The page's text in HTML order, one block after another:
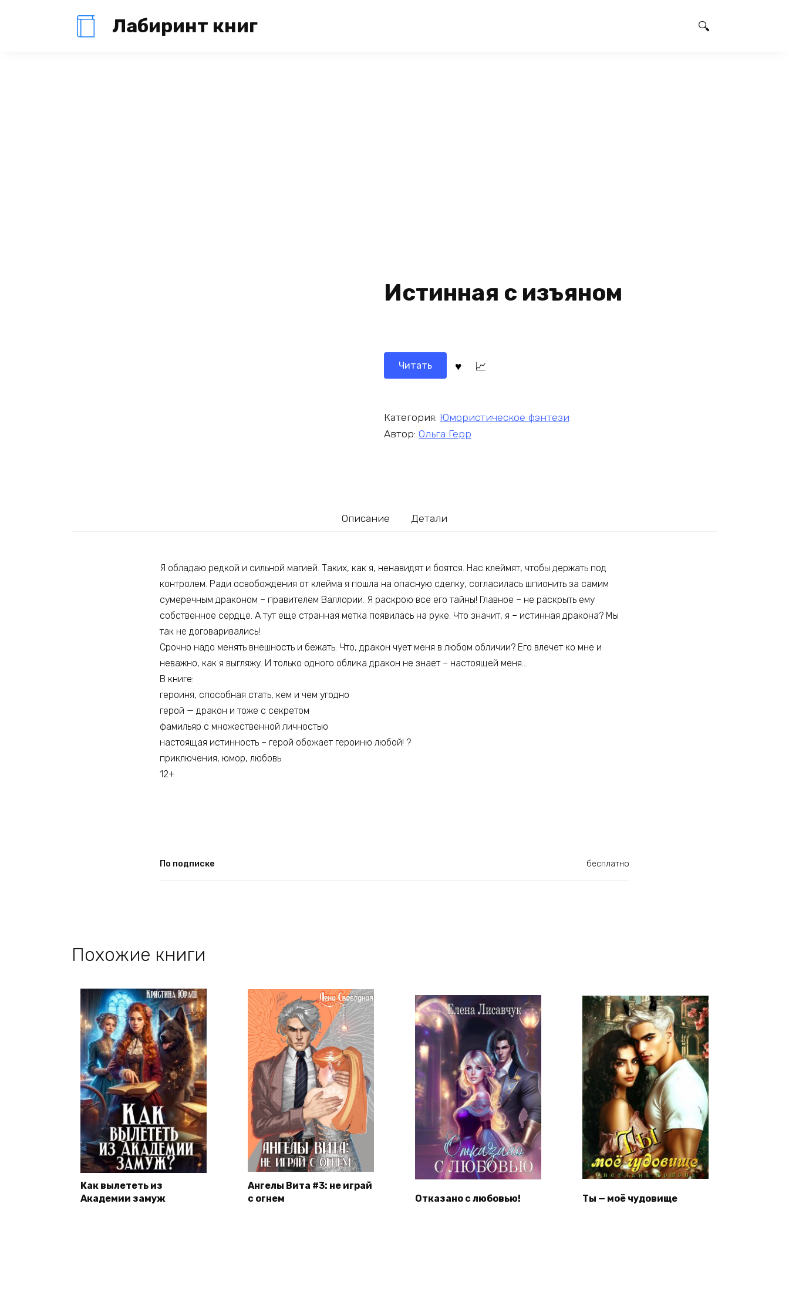
Лабиринт книг
Истинная с изъяном
Читать
Категория: Юмористическое фэнтези
Автор: Ольга Герр
Описание Детали
Я обладаю редкой и сильной магией. Таких, как я, ненавидят и боятся. Нас клеймят, чтобы держать под
контролем. Ради освобождения от клейма я пошла на опасную сделку, согласилась шпионить за самим
сумеречным драконом – правителем Валлории. Я раскрою все его тайны! Главное – не раскрыть ему
собственное сердце. А тут еще странная метка появилась на руке. Что значит, я – истинная дракона? Мы
так не договаривались!
Срочно надо менять внешность и бежать. Что, дракон чует меня в любом обличии? Его влечет ко мне и
неважно, как я выгляжу. И только одного облика дракон не знает – настоящей меня…
В книге:
героиня, способная стать, кем и чем угодно
герой — дракон и тоже с секретом
фамильяр с множественной личностью
настоящая истинность – герой обожает героиню любой! ?
приключения, юмор, любовь
12+
По подписке бесплатно
Похожие книги
Как вылететь из
Академии замуж
Ангелы Вита #3: не играй
с огнем
Отказано с любовью! Ты — моё чудовище